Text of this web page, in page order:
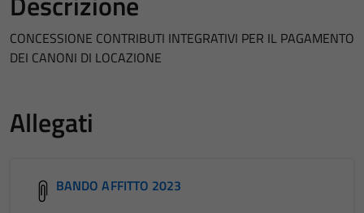
CONCESSIONE CONTRIBUTI INTEGRATIVI PER IL PAGAMENTO
DEI CANONI DI LOCAZIONE
Allegati
BANDO AFFITTO 2023